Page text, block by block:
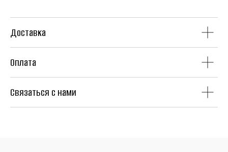
Доставка
Оплата
Связаться с нами
Аудиокассеты
Литература Second Hand